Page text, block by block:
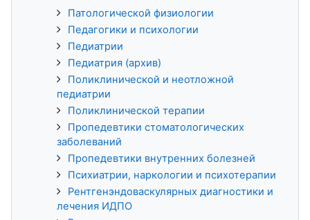
Патологической физиологии
Педагогики и психологии
Педиатрии
Педиатрия (архив)
Поликлинической и неотложной
педиатрии
Поликлинической терапии
Пропедевтики стоматологических
заболеваний
Пропедевтики внутренних болезней
Психиатрии, наркологии и психотерапии
Рентгенэндоваскулярных диагностики и
лечения ИДПО